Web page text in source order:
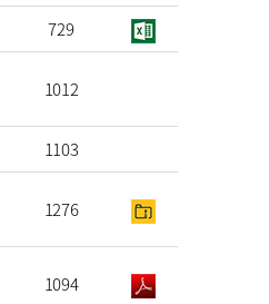
729
1012
1103
1276
1094